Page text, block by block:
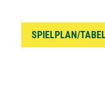
SPIELPLAN/